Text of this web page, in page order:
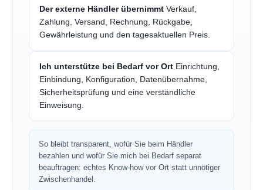
Der externe Händler übernimmt Verkauf,
Zahlung, Versand, Rechnung, Rückgabe,
Gewährleistung und den tagesaktuellen Preis.
Ich unterstütze bei Bedarf vor Ort Einrichtung,
Einbindung, Konfiguration, Datenübernahme,
Sicherheitsprüfung und eine verständliche
Einweisung.
So bleibt transparent, wofür Sie beim Händler
bezahlen und wofür Sie mich bei Bedarf separat
beauftragen: echtes Know-how vor Ort statt unnötiger
Zwischenhandel.